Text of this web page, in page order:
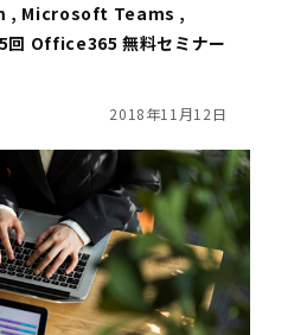
, Microsoft Teams ,
Office365 無料セミナー
2018年11月12日